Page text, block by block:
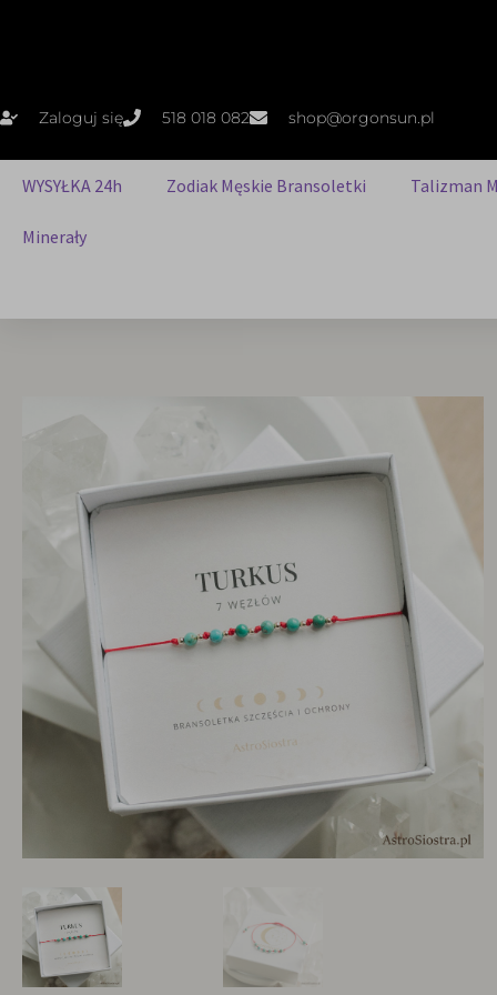
Zaloguj się 518 018 082 shop@orgonsun.pl
WYSYŁKA 24h Zodiak Męskie Bransoletki Talizman
Minerały